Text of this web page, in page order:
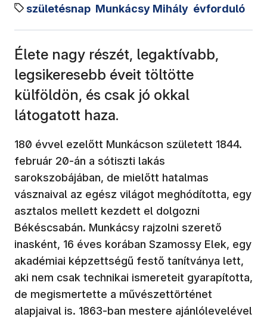
születésnap Munkácsy Mihály évforduló
Élete nagy részét, legaktívabb,
legsikeresebb éveit töltötte
külföldön, és csak jó okkal
látogatott haza.
180 évvel ezelőtt Munkácson született 1844.
február 20-án a sótiszti lakás
sarokszobájában, de mielőtt hatalmas
vásznaival az egész világot meghódította, egy
asztalos mellett kezdett el dolgozni
Békéscsabán. Munkácsy rajzolni szerető
inasként, 16 éves korában Szamossy Elek, egy
akadémiai képzettségű festő tanítványa lett,
aki nem csak technikai ismereteit gyarapította,
de megismertette a művészettörténet
alapjaival is. 1863-ban mestere ajánlólevelével